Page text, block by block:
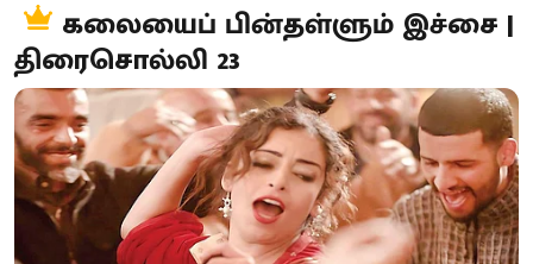
கலையைப் பின்தள்ளும் இச்சை |
திரைசொல்லி 23